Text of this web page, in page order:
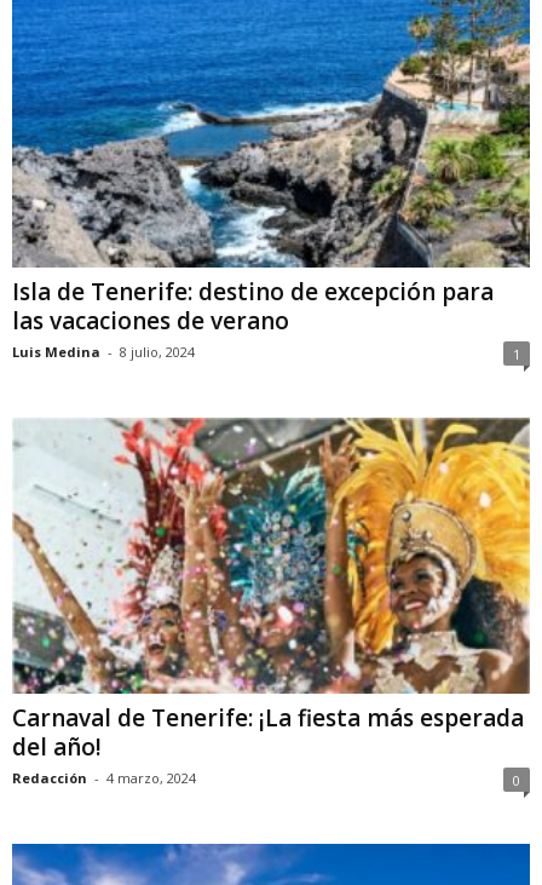
Isla de Tenerife: destino de excepción para
las vacaciones de verano
Luis Medina - 8 julio, 2024 1
Carnaval de Tenerife: ¡La fiesta más esperada
del año!
Redacción - 4 marzo, 2024 0